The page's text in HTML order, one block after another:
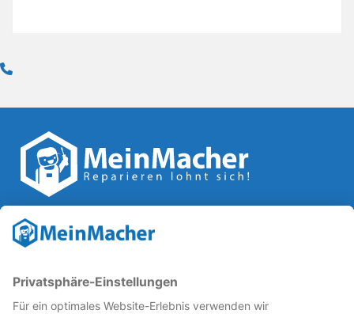
Reparatur Revolution
Reparatur↗ für eineReparatur Revolution
Reparaturbedingungen: Für Produkte, die sich gut